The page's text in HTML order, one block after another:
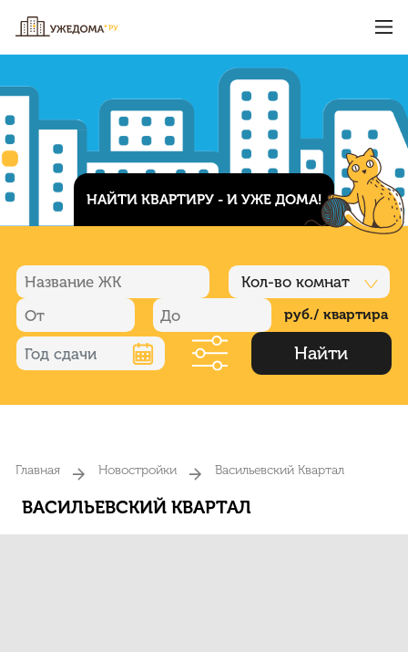
НАЙТИ КВАРТИРУ - И УЖЕ ДОМА!
Кол-во комнат
руб./ квартира
Найти
Главная Новостройки Васильевский Квартал
ВАСИЛЬЕВСКИЙ КВАРТАЛ